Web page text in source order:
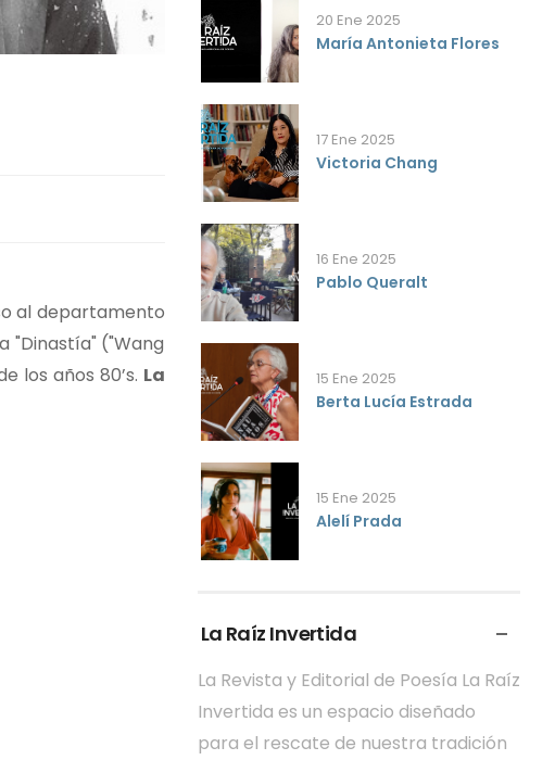
al departamento
"Dinastía" ("Wang
los años 80’s. La
20 Ene 2025
María Antonieta Flores
17 Ene 2025
Victoria Chang
16 Ene 2025
Pablo Queralt
15 Ene 2025
Berta Lucía Estrada
15 Ene 2025
Alelí Prada
La Raíz Invertida
La Revista y Editorial de Poesía La Raíz
Invertida es un espacio diseñado
para el rescate de nuestra tradición